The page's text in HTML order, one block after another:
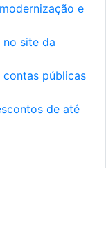
e
no site da
contas públicas
de até